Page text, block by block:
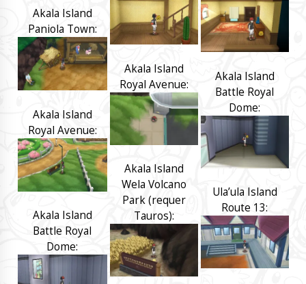
Akala Island
Paniola Town:
Akala Island
Royal Avenue:
Akala Island
Battle Royal
Dome:
Akala Island
Royal Avenue:
Akala Island
Wela Volcano
Park (requer
Tauros):
Akala Island
Battle Royal
Dome:
Ula’ula Island
Route 13: